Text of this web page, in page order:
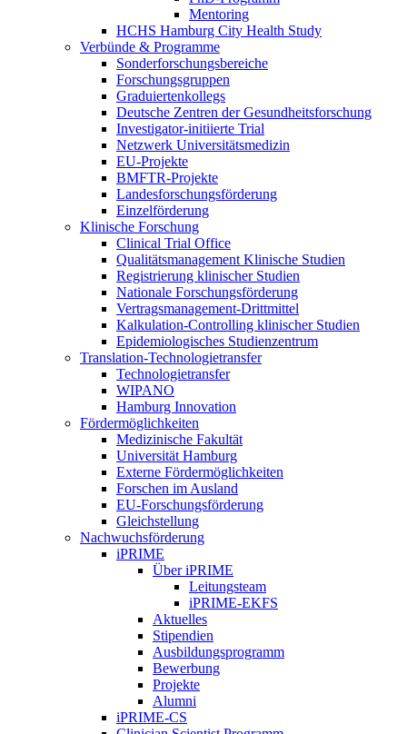
Mentoring
HCHS Hamburg City Health Study
Verbünde & Programme
Sonderforschungsbereiche
Forschungsgruppen
Graduiertenkollegs
Deutsche Zentren der Gesundheitsforschung
Investigator-initiierte Trial
Netzwerk Universitätsmedizin
EU-Projekte
BMFTR-Projekte
Landesforschungsförderung
Einzelförderung
Klinische Forschung
Clinical Trial Office
Qualitätsmanagement Klinische Studien
Registrierung klinischer Studien
Nationale Forschungsförderung
Vertragsmanagement-Drittmittel
Kalkulation-Controlling klinischer Studien
Epidemiologisches Studienzentrum
Translation-Technologietransfer
Technologietransfer
WIPANO
Hamburg Innovation
Fördermöglichkeiten
Medizinische Fakultät
Universität Hamburg
Externe Fördermöglichkeiten
Forschen im Ausland
EU-Forschungsförderung
Gleichstellung
Nachwuchsförderung
iPRIME
Über iPRIME
Leitungsteam
iPRIME-EKFS
Aktuelles
Stipendien
Ausbildungsprogramm
Bewerbung
Projekte
Alumni
iPRIME-CS